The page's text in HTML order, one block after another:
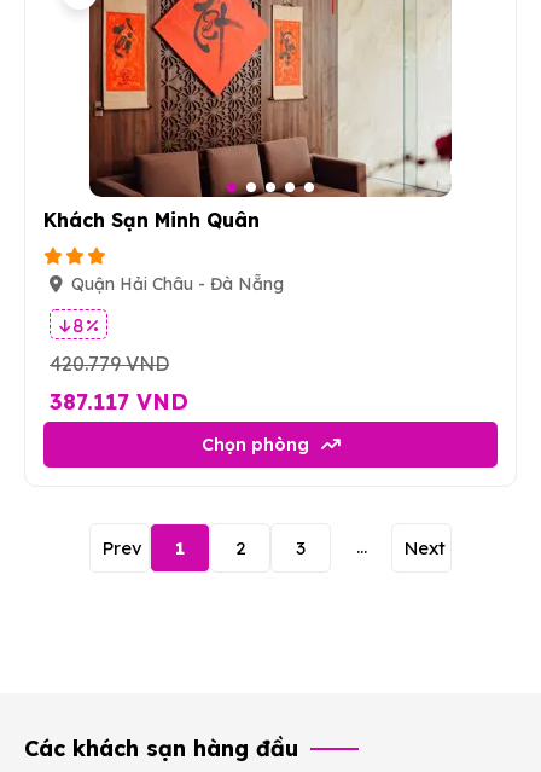
Khách Sạn Minh Quân
Quận Hải Châu - Đà Nẵng
8 %
420.779 VND
387.117 VND
Chọn phòng
Prev 1 2 3 ... Next
Các khách sạn hàng đầu